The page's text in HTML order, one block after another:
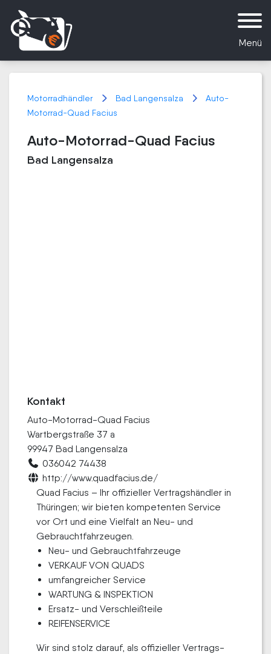
Menü
Motorradhändler Bad Langensalza
Auto-
Motorrad-Quad Facius
Auto-Motorrad-Quad Facius
Bad Langensalza
Kontakt
Auto-Motorrad-Quad Facius
Wartbergstraße 37 a
99947 Bad Langensalza
036042 74438
http://www.quadfacius.de/
Quad Facius – Ihr offizieller Vertragshändler in
Thüringen; wir bieten kompetenten Service
vor Ort und eine Vielfalt an Neu- und
Gebrauchtfahrzeugen.
Neu- und Gebrauchtfahrzeuge
VERKAUF VON QUADS
umfangreicher Service
WARTUNG & INSPEKTION
Ersatz- und Verschleißteile
REIFENSERVICE
Wir sind stolz darauf, als offizieller Vertrags-